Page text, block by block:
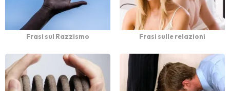
Frasi sul Razzismo Frasi sulle relazioni